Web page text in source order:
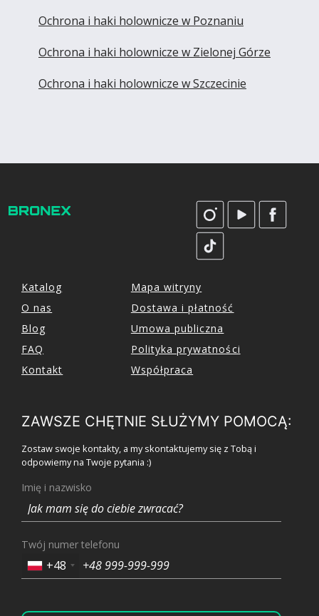
Ochrona i haki holownicze w Poznaniu
Ochrona i haki holownicze w Zielonej Górze
Ochrona i haki holownicze w Szczecinie
Katalog
O nas
Blog
FAQ
Kontakt
Mapa witryny
Dostawa i płatność
Umowa publiczna
Polityka prywatności
Współpraca
ZAWSZE CHĘTNIE SŁUŻYMY POMOCĄ:
Zostaw swoje kontakty, a my skontaktujemy się z Tobą i
odpowiemy na Twoje pytania :)
Imię i nazwisko
Twój numer telefonu
+48